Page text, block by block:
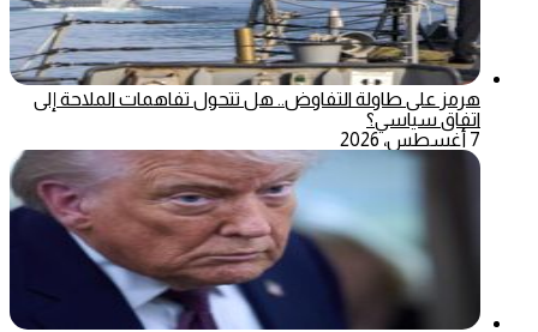
هرمز على طاولة التفاوض.. هل تتحول تفاهمات الملاحة إلى
اتفاق سياسي؟
7 أغسطس، 2026